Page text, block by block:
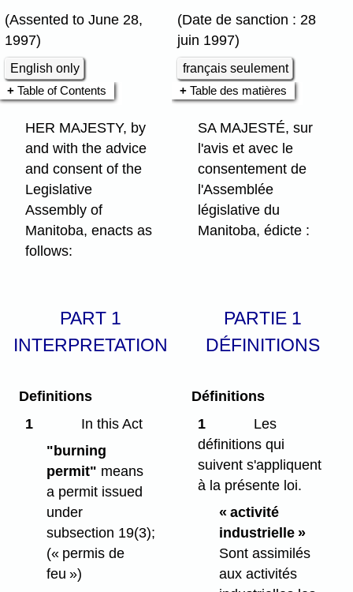
(Assented to June 28,
1997)
(Date de sanction : 28
juin 1997)
English only
français seulement
Table of Contents
Table des matières
HER MAJESTY, by
and with the advice
and consent of the
Legislative
Assembly of
Manitoba, enacts as
follows:
SA MAJESTÉ, sur
l'avis et avec le
consentement de
l'Assemblée
législative du
Manitoba, édicte :
PART 1
INTERPRETATION
PARTIE 1
DÉFINITIONS
Definitions
1
In this Act
"burning
permit" means
a permit issued
under
subsection 19(3);
(« permis de
feu »)
Définitions
1
Les
définitions qui
suivent s'appliquent
à la présente loi.
« activité
industrielle »
Sont assimilés
aux activités